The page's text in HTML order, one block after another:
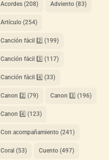
Acordes(208) Adviento(83)
Artículo(254)
Canción fácil 2️⃣ (199)
Canción fácil 3️⃣ (117)
Canción fácil 4️⃣ (33)
Canon 2️⃣ (79) Canon 3️⃣ (196)
Canon 4️⃣ (123)
Con acompañamiento(241)
Coral (53) Cuento(497)